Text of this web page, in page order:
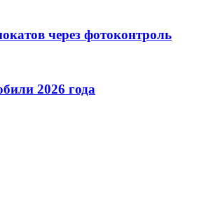
через фотоконтроль
2026 года